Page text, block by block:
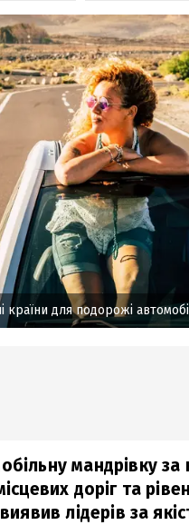
країни для подорожі
мандрівку за
доріг та
лідерів за